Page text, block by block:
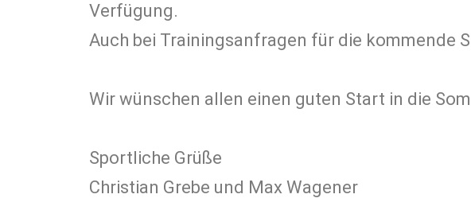
Verfügung.
Auch bei Trainingsanfragen für die kommende
Wir wünschen allen einen guten Start in die
Sportliche Grüße
Christian Grebe und Max Wagener